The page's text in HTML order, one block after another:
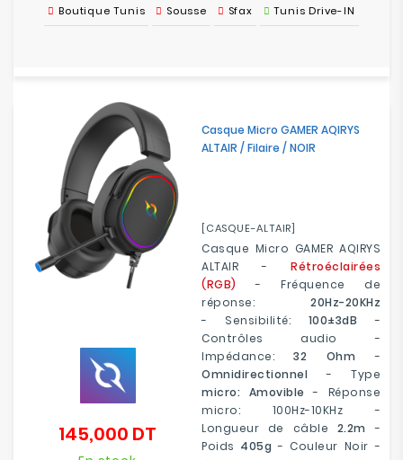
Boutique Tunis Sousse Sfax Tunis Drive-IN
Casque Micro GAMER AQIRYS
ALTAIR / Filaire / NOIR
[CASQUE-ALTAIR]
Casque Micro GAMER AQIRYS
ALTAIR - Rétroéclairées
(RGB) - Fréquence de
réponse: 20Hz-20KHz
- Sensibilité: 100±3dB -
Contrôles audio -
Impédance:32 Ohm -
Omnidirectionnel - Type
micro: Amovible - Réponse
micro: 100Hz-10KHz -
Longueur de câble 2.2m
-
Poids 405g - Couleur Noir -
145,000 DT